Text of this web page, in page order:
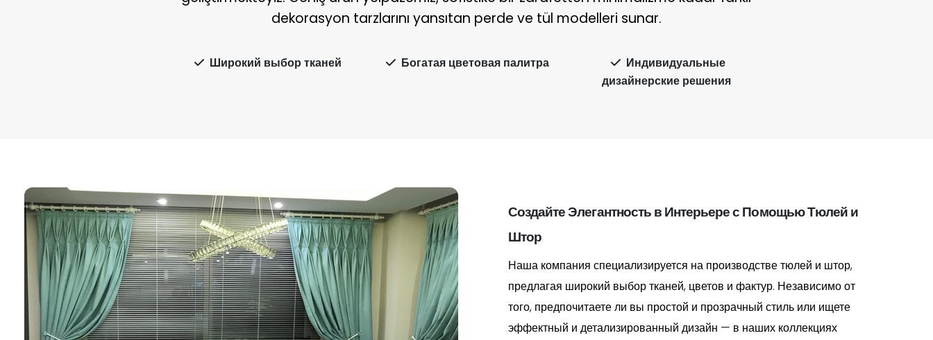
dekorasyon tarzlarını yansıtan perde ve tül modelleri sunar.
Широкий выбор тканей Богатая цветовая палитра
Индивидуальные
дизайнерские решения
Создайте Элегантность в Интерьере с Помощью Тюлей и
Штор
Наша компания специализируется на производстве тюлей и штор,
предлагая широкий выбор тканей, цветов и фактур. Независимо от
того, предпочитаете ли вы простой и прозрачный стиль или ищете
эффектный и детализированный дизайн — в наших коллекциях